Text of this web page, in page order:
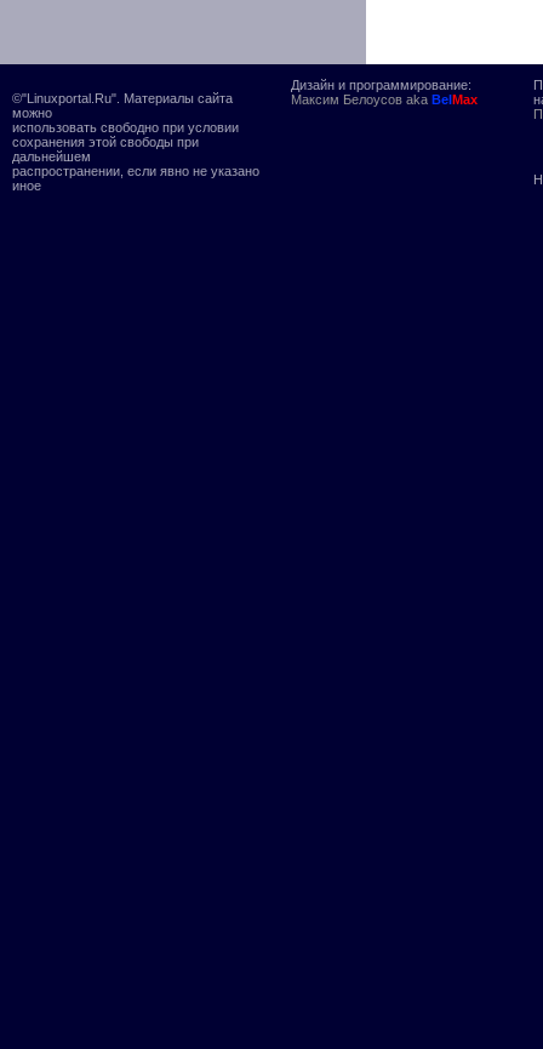
©"Linuxportal.Ru". Материалы сайта
можно
использовать свободно при условии
сохранения этой свободы при
дальнейшем
распространении, если явно не указано
иное
Дизайн и программирование:
Максим Белоусов aka BelMax